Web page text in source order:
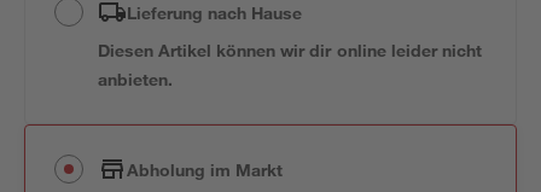
Lieferung nach Hause
Diesen Artikel können wir dir online leider nicht
anbieten.
Abholung im Markt